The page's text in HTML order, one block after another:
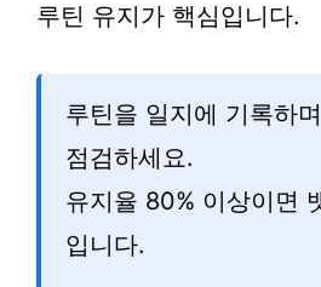
루틴 유지가 핵심입니다.
루틴을 일지에 기록하
점검하세요.
유지율 80% 이상이면
입니다.